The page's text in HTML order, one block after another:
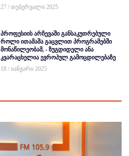
27 / თებერვალი 2025
პროფესიის არჩევაში განსაკუთრებული
როლი ითამაშა გაცვლით პროგრამებში
მონაწილეობამ, - ზუგდიდელი ანა
კვარაცხელია ევროპულ გამოცდილებაზე
18 / იანვარი 2025